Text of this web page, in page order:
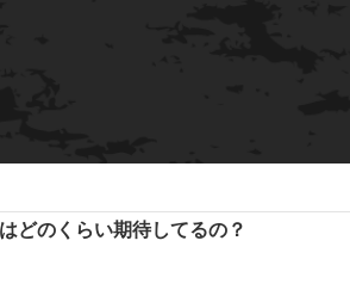
どのくらい期待してるの？